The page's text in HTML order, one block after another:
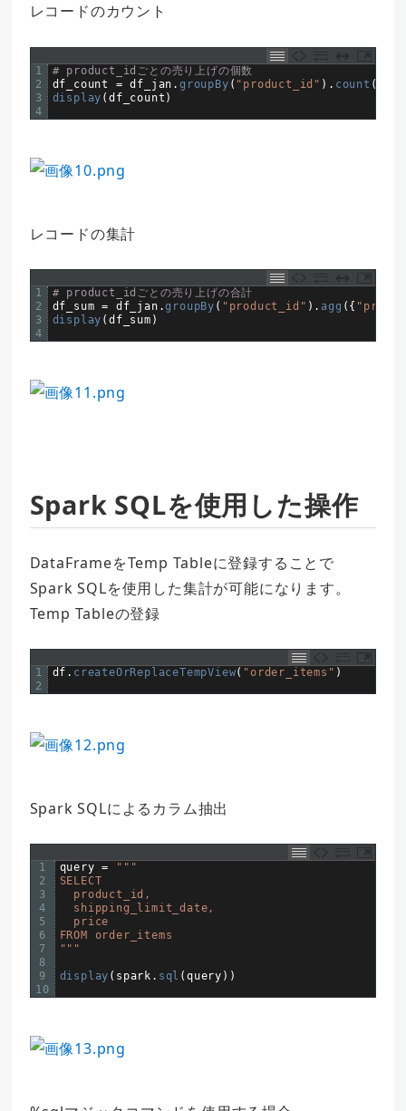
レコードのカウント
1
2
3
4
# product_idごとの売り上げの個数
df_count
= df_jan .groupBy ( "product_id" ) . count (
display (df_count )
レコードの集計
1
2
3
4
# product_idごとの売り上げの合計
df_sum = df_jan .groupBy ( "product_id" ) . agg ( { "price"
display (df_sum )
Spark SQLを使用した操作
DataFrameをTemp Tableに登録することで
Spark SQLを使用した集計が可能になります。
Temp Tableの登録
1
2
df . createOrReplaceTempView( "order_items" )
Spark SQLによるカラム抽出
1
2
3
4
5
6
7
8
9
10
query = "" "
SELECT
product_id,
shipping_limit_date,
price
FROM order_items
" ""
display ( spark . sql (query ) )